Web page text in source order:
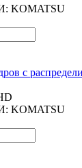
KOMATSU
с
KOMATSU